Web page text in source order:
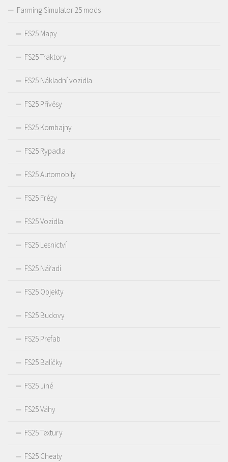
Farming Simulator 25 mods
FS25 Mapy
FS25 Traktory
FS25 Nákladní vozidla
FS25 Přívěsy
FS25 Kombajny
FS25 Rypadla
FS25 Automobily
FS25 Frézy
FS25 Vozidla
FS25 Lesnictví
FS25 Nářadí
FS25 Objekty
FS25 Budovy
FS25 Prefab
FS25 Balíčky
FS25 Jiné
FS25 Váhy
FS25 Textury
FS25 Cheaty